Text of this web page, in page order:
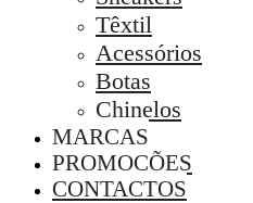
Têxtil
Acessórios
Botas
Chinelos
MARCAS
PROMOÇÕES
CONTACTOS